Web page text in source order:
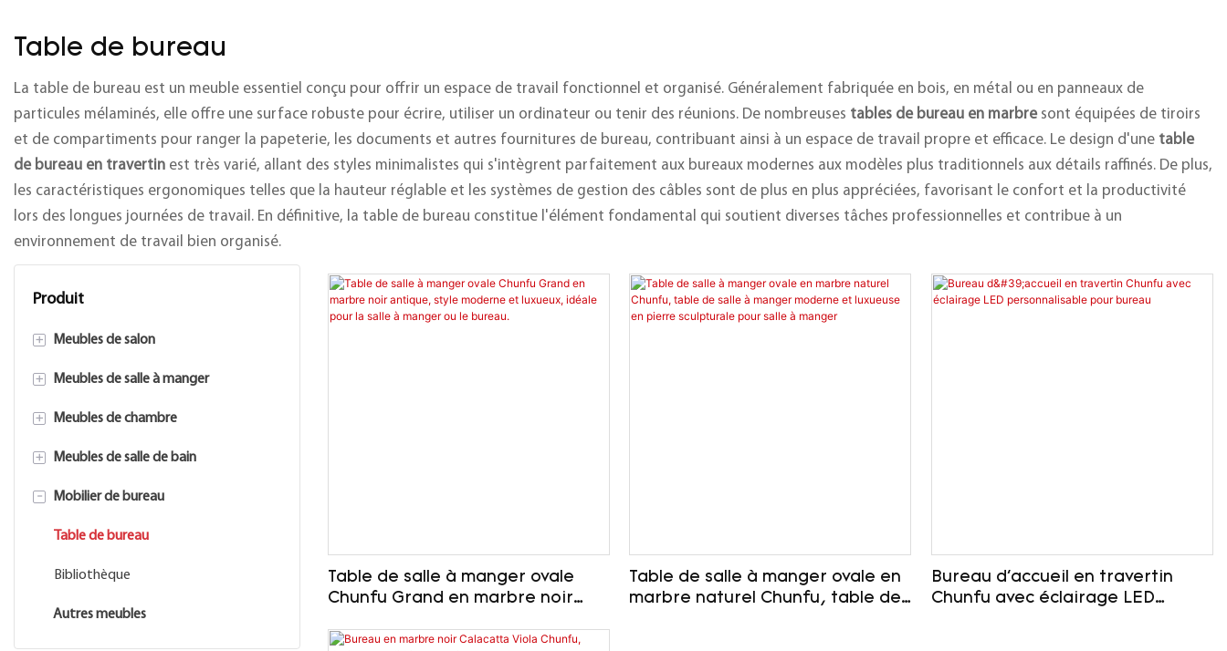
Table de bureau
La table de bureau est un meuble essentiel conçu pour offrir un espace de travail fonctionnel et organisé. Généralement fabriquée en bois, en métal ou en panneaux de
particules mélaminés, elle offre une surface robuste pour écrire, utiliser un ordinateur ou tenir des réunions. De nombreuses tables de bureau en marbresont équipées de tiroirs
et de compartiments pour ranger la papeterie, les documents et autres fournitures de bureau, contribuant ainsi à un espace de travail propre et efficace. Le design d'une table
de bureau en travertin est très varié, allant des styles minimalistes qui s'intègrent parfaitement aux bureaux modernes aux modèles plus traditionnels aux détails raffinés. De plus,
les caractéristiques ergonomiques telles que la hauteur réglable et les systèmes de gestion des câbles sont de plus en plus appréciées, favorisant le confort et la productivité
lors des longues journées de travail. En définitive, la table de bureau constitue l'élément fondamental qui soutient diverses tâches professionnelles et contribue à un
environnement de travail bien organisé.
Produit
+ Meubles de salon
table d&#39;appoint
Table basse
Table console
Meuble TV
Cadre de cheminée
Articles de décoration
+ Meubles de salle à manger
Table à manger
Buffet
+ Meubles de chambre
Table de nuit
Coiffeuse
Miroir sur pied
+ Meubles de salle de bain
meuble-lavabo de salle de bain
Miroir de salle de bain
- Mobilier de bureau
Table de bureau
Bibliothèque
Autres meubles
Table de salle à manger ovale
Chunfu Grand en marbre noir
luxueux, idéale pour la salle à
Table de salle à manger ovale en
marbre naturel Chunfu, table de
Bureau d'accueil en travertin
Chunfu avec éclairage LED